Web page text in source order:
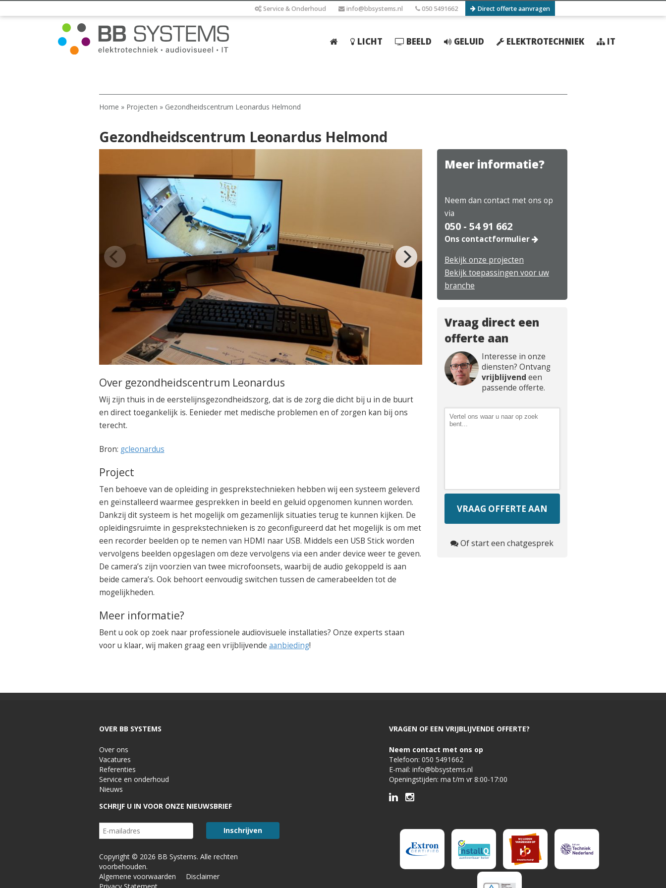
Service & Onderhoud info@bbsystems.nl 050 5491662 Direct offerte aanvragen
Licht
Geluid
Elektrotechniek
Route
LICHT BEELD GELUID ELEKTROTECHNIEK IT
Home » Projecten » Gezondheidscentrum Leonardus Helmond
Gezondheidscentrum Leonardus Helmond
Over gezondheidscentrum Leonardus
Wij zijn thuis in de eerstelijnsgezondheidszorg, dat is de zorg die dicht bij u in de buurt
en direct toegankelijk is. Eenieder met medische problemen en of zorgen kan bij ons
terecht.
Bron: gcleonardus
Project
Ten behoeve van de opleiding in gesprekstechnieken hebben wij een systeem geleverd
en geïnstalleerd waarmee gesprekken in beeld en geluid opgenomen kunnen worden.
Dankzij dit systeem is het mogelijk om gezamenlijk situaties terug te kunnen kijken. De
opleidingsruimte in gesprekstechnieken is zo geconfigureerd dat het mogelijk is om met
een recorder beelden op te nemen van HDMI naar USB. Middels een USB Stick worden
vervolgens beelden opgeslagen om deze vervolgens via een ander device weer te geven.
De camera’s zijn voorzien van twee microfoonsets, waarbij de audio gekoppeld is aan
beide camera’s. Ook behoort eenvoudig switchen tussen de camerabeelden tot de
mogelijkheden.
Meer informatie?
Bent u ook op zoek naar professionele audiovisuele installaties? Onze experts staan
voor u klaar, wij maken graag een vrijblijvende aanbieding!
Meer informatie?
Neem dan contact met ons op
via
050 - 54 91 662
Ons contactformulier
Bekijk onze projecten
Bekijk toepassingen voor uw
branche
Vraag direct een
offerte aan
Interesse in onze
diensten? Ontvang
vrijblijvend een
passende offerte.
Of start een chatgesprek
OVER BB SYSTEMS
Over ons
Vacatures
Referenties
Service en onderhoud
Nieuws
SCHRIJF U IN VOOR ONZE NIEUWSBRIEF
Copyright © 2026 BB Systems. Alle rechten
voorbehouden.
Algemene voorwaarden
Disclaimer
Privacy Statement
VRAGEN OF EEN VRIJBLIJVENDE OFFERTE?
Neem contact met ons op
Telefoon: 050 5491662
E-mail: info@bbsystems.nl
Openingstijden: ma t/m vr 8:00-17:00